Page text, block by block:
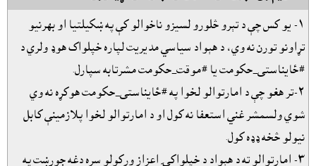
١- يو کس چې د تېرو څلورو لسيزو ناخوالو کې په ښکيلتيا او بهرنيو
تړاونو تورن نه وي، د هېواد سياسي مديريت لپاره خپلواک هوډ ولري د
#ځايناستى_حکومت يا #موقت_حکومت مشرتابه سپارل.
٢-تر هغو چې د امارتوالو لخوا په #ځايناستى_حکومت هوکړه نه وي
شوي ولسمشر غني استعفا نه کول او د امارتوالو لخوا پلازمينې کابل
نيولو څخه ډډه کول.
٣- امارتوالو ته د هېواد د خپلواکۍ اعزاز ورکولو سره دغه جوړښت په